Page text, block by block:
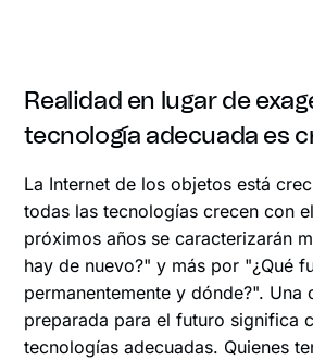
Realidad en lugar de
tecnología adecuada es
La Internet de los objetos está
todas las tecnologías crecen con
próximos años se caracterizarán
hay de nuevo?" y más por "¿Qué
permanentemente y dónde?". Una
preparada para el futuro significa
tecnologías adecuadas. Quienes